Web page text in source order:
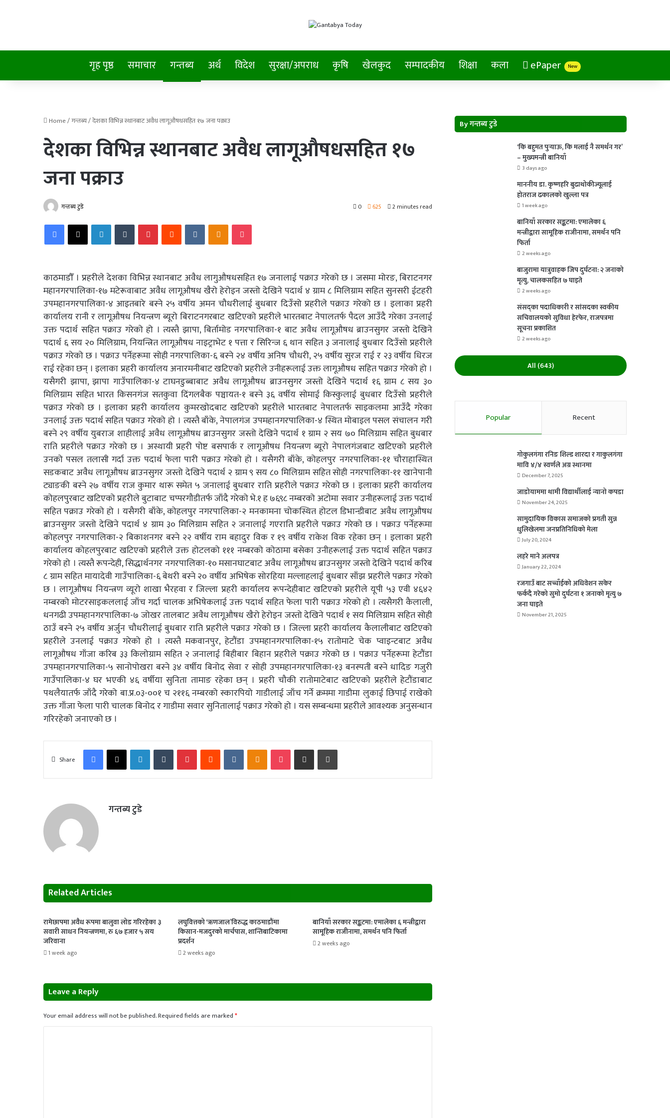
गृह पृष्ठ समाचार गन्तब्य अर्थ विदेश सुरक्षा/अपराध कृषि खेलकुद सम्पादकीय शिक्षा कला ePaper New
Home/गन्तब्य/देशका विभिन्न स्थानबाट अवैध लागूऔषधसहित १७ जना पक्राउ
देशका विभिन्न स्थानबाट अवैध लागूऔषधसहित १७
जना पक्राउ
गन्तब्य टुडे 0 625 2 minutes read
FacebookX LinkedInTumblr PinterestReddit VKontakteOdnoklassniki
Pocket
काठमाडौँ । प्रहरीले देशका विभिन्न स्थानबाट अवैध लागुऔषधसहित १७ जनालाई पक्राउ गरेको छ । जसमा मोरङ, बिराटनगर
महानगरपालिका-१७ मटेरूवाबाट अवैध लागूऔषध खैरो हेरोइन जस्तो देखिने पदार्थ ४ ग्राम ८ मिलिग्राम सहित सुनसरी ईटहरी
उपमहानगरपालिका-४ आइतबारे बस्ने २५ वर्षीय अमन चौधरीलाई बुधबार दिउँसो प्रहरीले पक्राउ गरेको छ । इलाका प्रहरी
कार्यालय रानी र लागूऔषध नियन्त्रण ब्यूरो बिराटनगरबाट खटिएको प्रहरीले भारतबाट नेपालतर्फ पैदल आउँदै गरेका उनलाई
उक्त पदार्थ सहित पक्राउ गरेको हो । त्यस्तै झापा, बिर्तामोड नगरपालिका-१ बाट अवैध लागूऔषध ब्राउनसुगर जस्तो देखिने
पदार्थ ६ सय २० मिलिग्राम, नियन्त्रित लागूऔषध नाइट्राभेट १ पत्ता र सिरिन्ज ६ थान सहित ३ जनालाई बुधबार दिउँसो प्रहरीले
पक्राउ गरेको छ । पक्राउ पर्नेहरूमा सोही नगरपालिका-६ बस्ने २४ वर्षीय अनिष चौधरी, २५ वर्षीय सुरज राई र २३ वर्षीय धिरज
राई रहेका छन् । इलाका प्रहरी कार्यालय अनारमनीबाट खटिएको प्रहरीले उनीहरूलाई उक्त लागूऔषध सहित पक्राउ गरेको हो ।
यसैगरी झापा, झापा गाउँपालिका-४ टाघनडुब्बाबाट अवैध लागूऔषध ब्राउनसुगर जस्तो देखिने पदार्थ १६ ग्राम ८ सय ३०
मिलिग्राम सहित भारत किसनगंज सतकुवा दिंगलबैक पञ्चायत-१ बस्ने ३६ वर्षीय सोमाई किस्कुलाई बुधबार दिउँसो प्रहरीले
पक्राउ गरेको छ । इलाका प्रहरी कार्यालय कुमरखोदबाट खटिएको प्रहरीले भारतबाट नेपालतर्फ साइकलमा आउँदै गरेका
उनलाई उक्त पदार्थ सहित पक्राउ गरेको हो । त्यस्तै बाँके, नेपालगंज उपमहानगरपालिका-४ स्थित मोबाइल पसल संचालन गरी
बस्ने २९ वर्षीय युबराज शाहीलाई अवैध लागूऔषध ब्राउनसुगर जस्तो देखिने पदार्थ १ ग्राम २ सय ७० मिलिग्राम सहित बुधबार
राति प्रहरीले पक्राउ गरेको छ । अस्थायी प्रहरी पोष्ट बसपार्क र लागूऔषध नियन्त्रण ब्यूरो नेपालगंजबाट खटिएको प्रहरीले
उनको पसल तलासी गर्दा उक्त पदार्थ फेला पारी पक्राउ गरेको हो । यसैगरी बाँके, कोहलपुर नगरपालिका-११ चौराहास्थित
सडकबाट अवैध लागूऔषध ब्राउनसुगर जस्तो देखिने पदार्थ २ ग्राम ९ सय ८० मिलिग्राम सहित सोही नगरपालिका-११ खानेपानी
ट्याङकी बस्ने २७ वर्षीय राज कुमार थारू समेत ५ जनालाई बुधबार राति प्रहरीले पक्राउ गरेको छ । इलाका प्रहरी कार्यालय
कोहलपुरबाट खटिएको प्रहरीले बुटाबाट चप्परगौडीतर्फ जाँदै गरेको भे.१ ह ७६९८ नम्बरको अटोमा सवार उनीहरूलाई उक्त पदार्थ
सहित पक्राउ गरेको हो । यसैगरी बाँके, कोहलपुर नगरपालिका-२ मनकामना चोकस्थित होटल डिभान्डीबाट अवैध लागूऔषध
ब्राउनसुगर जस्तो देखिने पदार्थ ४ ग्राम ३० मिलिग्राम सहित २ जनालाई गएराति प्रहरीले पक्राउ गरेको छ । पक्राउ पर्नेहरूमा
कोहलपुर नगरपालिका-२ बिकाशनगर बस्ने २२ वर्षीय राम बहादुर विक र १९ वर्षीय राकेश विक रहेका छन् । इलाका प्रहरी
कार्यालय कोहलपुरबाट खटिएको प्रहरीले उक्त होटलको १११ नम्बरको कोठामा बसेका उनीहरूलाई उक्त पदार्थ सहित पक्राउ
गरेको हो । त्यस्तै रूपन्देही, सिद्धार्थनगर नगरपालिका-१० मसानघाटबाट अवैध लागूऔषध ब्राउनसुगर जस्तो देखिने पदार्थ करिब
८ ग्राम सहित मायादेवी गाउँपालिका-६ बेथरी बस्ने २० वर्षीय अभिषेक सोरहिया मल्लाहलाई बुधबार साँझ प्रहरीले पक्राउ गरेको
छ । लागूऔषध नियन्त्रण व्यूरो शाखा भैरहवा र जिल्ला प्रहरी कार्यालय रूपन्देहीबाट खटिएको प्रहरीले यूपी ५३ एवी ४६४२
नम्बरको मोटरसाइकललाई जाँच गर्दा चालक अभिषेकलाई उक्त पदार्थ सहित फेला पारी पक्राउ गरेको हो । त्यसैगरी कैलाली,
धनगढी उपमहानगरपालिका-७ जोखर तालबाट अवैध लागूऔषध खैरो हेरोइन जस्तो देखिने पदार्थ १ सय मिलिग्राम सहित सोही
ठाउँ बस्ने २५ वर्षीय अर्जुन चौधरीलाई बुधबार राति प्रहरीले पक्राउ गरेको छ । जिल्ला प्रहरी कार्यालय कैलालीबाट खटिएको
प्रहरीले उनलाई पक्राउ गरेको हो । त्यस्तै मकवानपुर, हेटौंडा उपमहानगरपालिका-१५ रातोमाटे चेक प्वाइन्टबाट अवैध
लागूऔषध गाँजा करिब ३३ किलोग्राम सहित २ जनालाई बिहीबार बिहान प्रहरीले पक्राउ गरेको छ । पक्राउ पर्नेहरूमा हेटौंडा
उपमहानगरपालिका-५ सानोपोखरा बस्ने ३४ वर्षीय बिनोद सेवा र सोही उपमहानगरपालिका-१३ बनस्पती बस्ने धादिङ गजुरी
गाउँपालिका-४ घर भएकी ४६ वर्षीया सुनिता तामाङ रहेका छन् । प्रहरी चौकी रातोमाटेबाट खटिएको प्रहरीले हेटौंडाबाट
पथलैयातर्फ जाँदै गरेको बा.प्र.०३-००१ च २११६ नम्बरको स्कारपियो गाडीलाई जाँच गर्ने क्रममा गाडीमा लुकाई छिपाई राखेको
उक्त गाँजा फेला पारी चालक बिनोद र गाडीमा सवार सुनितालाई पक्राउ गरेको हो । यस सम्बन्धमा प्रहरीले आवश्यक अनुसन्धान
गरिरहेको जनाएको छ ।
Share
FacebookX LinkedInTumblr PinterestReddit VKontakteOdnoklassniki
Pocket Share via Email Print
गन्तब्य टुडे
Related Articles
रामेछापमा अवैध रूपमा बालुवा लोड गरिरहेका ३
सवारी साधन नियन्त्रणमा, रु ६७ हजार ५ सय
जरिवाना
1 week ago
लघुवित्तको ‘ऋणजाल’विरुद्ध काठमाडौंमा
किसान-मजदुरको मार्चपास, शान्तिबाटिकामा
प्रदर्शन
2 weeks ago
बानियाँ सरकार सङ्कटमा: एमालेका ६ मन्त्रीद्वारा
सामूहिक राजीनामा, समर्थन पनि फिर्ता
2 weeks ago
Leave a Reply
Your email address will not be published.Required fields are marked*
By गन्तब्य टुडे
‘कि बहुमत पुर्‍याऊ, कि मलाई नै समर्थन गर’
– मुख्यमन्त्री बानियाँ
3 days ago
माननीय डा. कृष्णहरि बुढाथोकीज्यूलाई
होतराज ढकालको खुल्ला पत्र
1 week ago
बानियाँ सरकार सङ्कटमा: एमालेका ६
मन्त्रीद्वारा सामूहिक राजीनामा, समर्थन पनि
फिर्ता
2 weeks ago
बाजुरामा यात्रुवाहक जिप दुर्घटना: २ जनाको
मृत्यु, चालकसहित ७ घाइते
2 weeks ago
संसद्का पदाधिकारी र सांसदका स्वकीय
सचिवालयको सुविधा हेरफेर, राजपत्रमा
सूचना प्रकाशित
2 weeks ago
All (643)
Popular Recent
गोकुलगंगा रनिङ शिल्ड शारदा र गाकुलगंगा
मावि ४/४ स्वर्णले अग्र स्थानमा
December 7, 2025
जाडोयाममा थामी विद्यार्थीलाई न्यानो कपडा
November 24, 2025
सामुदायिक विकास समाजको प्रगती सुन्न
धुलिखेलमा जनप्रतिनिधिको मेला
July 20, 2024
लहरे माने अलपत्र
January 22, 2024
रजगाउँ बाट सच्चाँईको अधिवेशन सकेर
फर्कदै गरेको सुमो दुर्घटना १ जनाको मृत्यु ७
जना घाइते
November 21, 2025